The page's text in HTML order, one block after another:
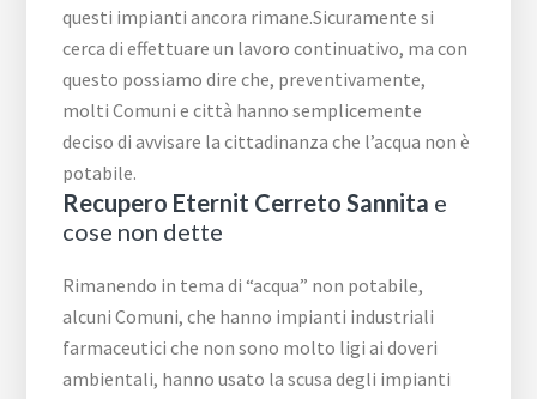
questi impianti ancora rimane.Sicuramente si
cerca di effettuare un lavoro continuativo, ma con
questo possiamo dire che, preventivamente,
molti Comuni e città hanno semplicemente
deciso di avvisare la cittadinanza che l’acqua non è
potabile.
Recupero Eternit Cerreto Sannita e
cose non dette
Rimanendo in tema di “acqua” non potabile,
alcuni Comuni, che hanno impianti industriali
farmaceutici che non sono molto ligi ai doveri
ambientali, hanno usato la scusa degli impianti